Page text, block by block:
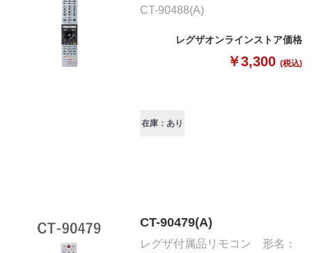
CT-90488(A)
レグザオンラインストア価格
￥3,300 (税込)
在庫：あり
CT-90479(A)
レグザ付属品リモコン 形名：